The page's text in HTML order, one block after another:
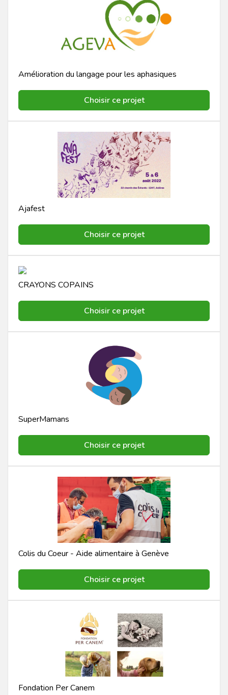
Amélioration du langage pour les aphasiques
Choisir ce projet
Ajafest
Choisir ce projet
CRAYONS COPAINS
Choisir ce projet
SuperMamans
Choisir ce projet
Colis du Coeur - Aide alimentaire à Genève
Choisir ce projet
Fondation Per Canem